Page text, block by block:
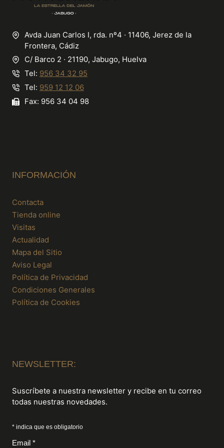
Avda Juan Carlos I, rda. nº4 · 11406, Jerez de la
Frontera, Cádiz
C/ Barco 2 · 21190, Jabugo, Huelva
Tel: 956 34 32 95
Tel: 959 12 12 06
Fax: 956 34 04 98
INFORMACIÓN
Contacta
Tienda online
Visitas
Actualidad
Mapa del Sitio
Aviso Legal
Política de Privacidad
Condiciones Generales
Política de Cookies
NEWSLETTER:
Suscríbete a nuestra newsletter y recibe en tu correo
todas nuestras novedades.
* indica que es obligatorio
Email *